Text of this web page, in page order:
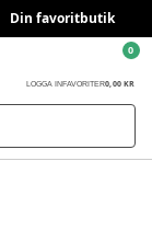
Din favoritbutik
LOGGA IN FAVORITER0,00 KR
0